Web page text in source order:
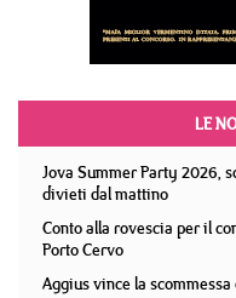
LE
Jova Summer Party 2026,
divieti dal mattino
Conto alla rovescia per il
Porto Cervo
Aggius vince la